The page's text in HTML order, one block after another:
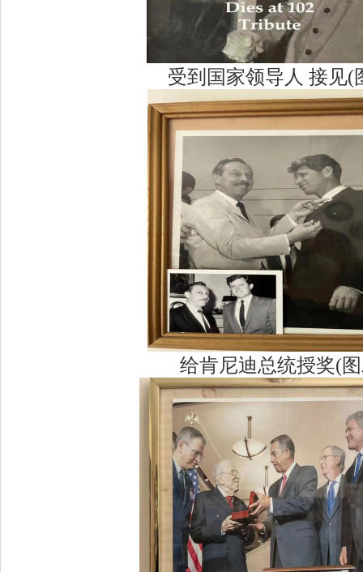
受到国家领导人 接见(
给肯尼迪总统授奖(